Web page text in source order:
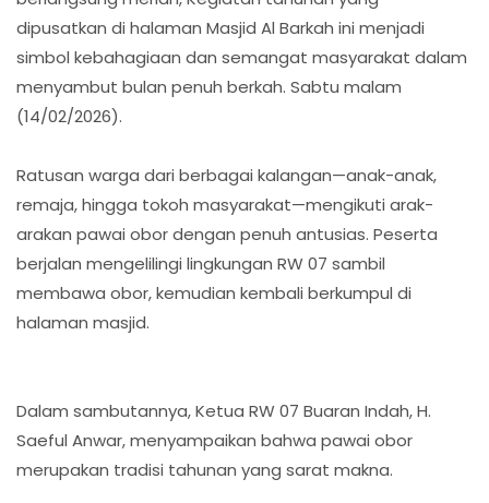
dipusatkan di halaman Masjid Al Barkah ini menjadi
simbol kebahagiaan dan semangat masyarakat dalam
menyambut bulan penuh berkah. Sabtu malam
(14/02/2026).
Ratusan warga dari berbagai kalangan—anak-anak,
remaja, hingga tokoh masyarakat—mengikuti arak-
arakan pawai obor dengan penuh antusias. Peserta
berjalan mengelilingi lingkungan RW 07 sambil
membawa obor, kemudian kembali berkumpul di
halaman masjid.
Dalam sambutannya, Ketua RW 07 Buaran Indah, H.
Saeful Anwar, menyampaikan bahwa pawai obor
merupakan tradisi tahunan yang sarat makna.